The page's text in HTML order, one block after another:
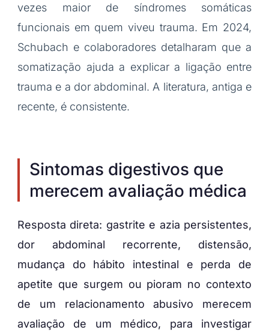
vezes maior de síndromes somáticas
funcionais em quem viveu trauma. Em 2024,
Schubach e colaboradores detalharam que a
somatização ajuda a explicar a ligação entre
trauma e a dor abdominal. A literatura, antiga e
recente, é consistente.
Sintomas digestivos que
merecem avaliação médica
Resposta direta: gastrite e azia persistentes,
dor abdominal recorrente, distensão,
mudança do hábito intestinal e perda de
apetite que surgem ou pioram no contexto
de um relacionamento abusivo merecem
avaliação de um médico, para investigar